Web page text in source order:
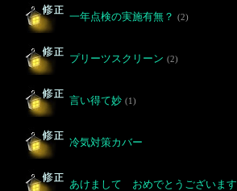
一年点検の実施有無？ (2)
プリーツスクリーン (2)
言い得て妙 (1)
冷気対策カバー
あけまして おめでとうございます